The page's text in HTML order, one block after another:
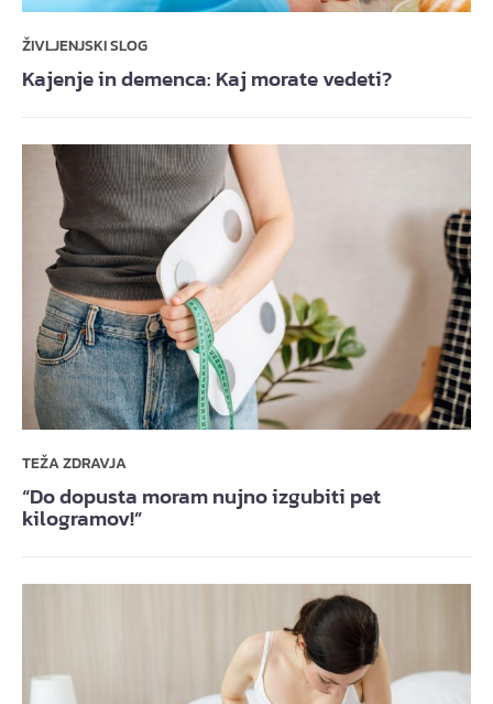
ŽIVLJENJSKI SLOG
Kajenje in demenca: Kaj morate vedeti?
TEŽA ZDRAVJA
“Do dopusta moram nujno izgubiti pet
kilogramov!”